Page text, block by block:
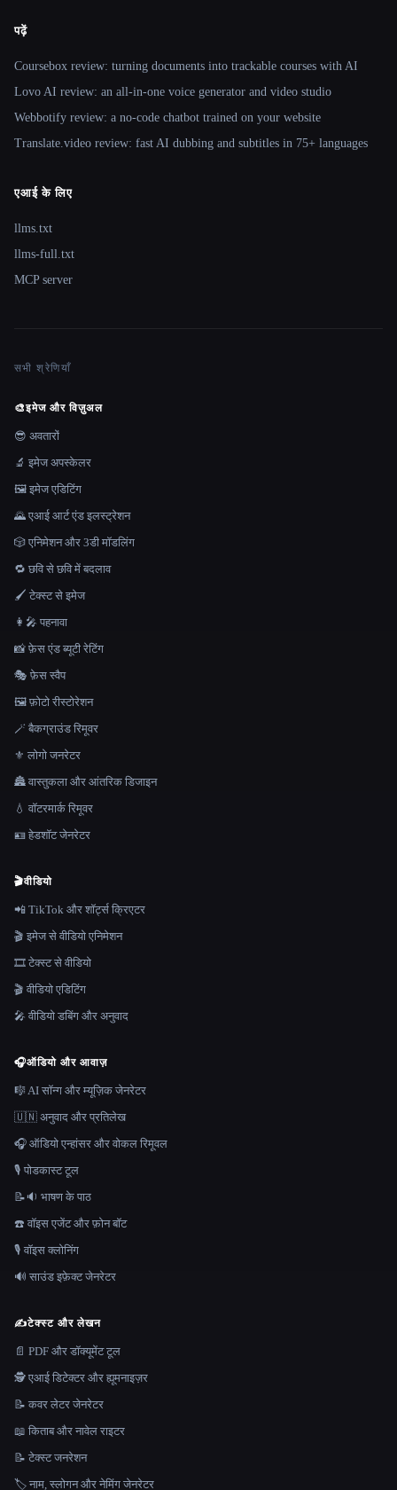
पढ़ें
Coursebox review: turning documents into trackable courses with AI
Lovo AI review: an all-in-one voice generator and video studio
Webbotify review: a no-code chatbot trained on your website
Translate.video review: fast AI dubbing and subtitles in 75+ languages
एआई के लिए
llms.txt
llms-full.txt
MCP server
सभी श्रेणियाँ
🎨इमेज और विज़ुअल
😎 अवतारों
🔬 इमेज अपस्केलर
🖼️ इमेज एडिटिंग
🌄 एआई आर्ट एंड इलस्ट्रेशन
🎲 एनिमेशन और 3डी मॉडलिंग
🔁 छवि से छवि में बदलाव
🖌️ टेक्स्ट से इमेज
👩‍🎤 पहनावा
📸 फ़ेस एंड ब्यूटी रेटिंग
🎭 फ़ेस स्वैप
🖼️ फ़ोटो रीस्टोरेशन
🪄 बैकग्राउंड रिमूवर
⚜️ लोगो जनरेटर
🏯 वास्तुकला और आंतरिक डिजाइन
💧 वॉटरमार्क रिमूवर
🪪 हेडशॉट जेनरेटर
🎬वीडियो
📲 TikTok और शॉर्ट्स क्रिएटर
🎬 इमेज से वीडियो एनिमेशन
🎞️ टेक्स्ट से वीडियो
🎬 वीडियो एडिटिंग
🎤 वीडियो डबिंग और अनुवाद
🎧ऑडियो और आवाज़
🎼 AI सॉन्ग और म्यूज़िक जेनरेटर
🇺🇳 अनुवाद और प्रतिलेख
🎧 ऑडियो एन्हांसर और वोकल रिमूवल
🎙️ पोडकास्ट टूल
📝🔉 भाषण के पाठ
☎️ वॉइस एजेंट और फ़ोन बॉट
🎙️ वॉइस क्लोनिंग
🔊 साउंड इफ़ेक्ट जेनरेटर
✍️टेक्स्ट और लेखन
📄 PDF और डॉक्यूमेंट टूल
🕵️ एआई डिटेक्टर और ह्यूमनाइज़र
📝 कवर लेटर जेनरेटर
📖 किताब और नावेल राइटर
📝 टेक्स्ट जनरेशन
🏷️ नाम, स्लोगन और नेमिंग जेनरेटर